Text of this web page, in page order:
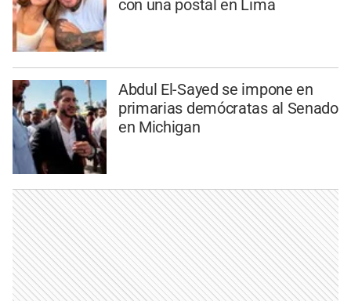
con una postal en Lima
Abdul El-Sayed se impone en
primarias demócratas al Senado
en Michigan